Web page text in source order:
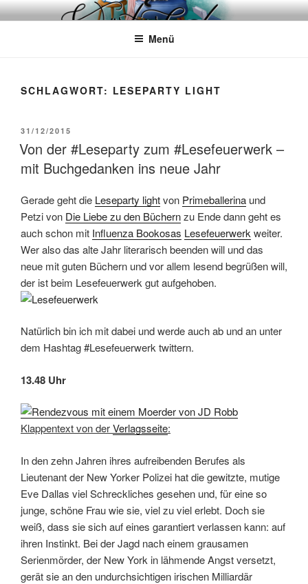
Zum
InhaltWÖRTERKATZE
Von Büchern erzählen
Menü
SCHLAGWORT: LESEPARTY LIGHT
VERÖFFENTLICHT
AM
31/12/2015
Von der #Leseparty zum #Lesefeuerwerk –
mit Buchgedanken ins neue Jahr
Gerade geht die Leseparty lightvon Primeballerina und
Petzi von Die Liebe zu den Büchernzu Ende dann geht es
auch schon mit Influenza Bookosas Lesefeuerwerk weiter.
Wer also das alte Jahr literarisch beenden will und das
neue mit guten Büchern und vor allem lesend begrüßen will,
der ist beim Lesefeuerwerk gut aufgehoben.
Natürlich bin ich mit dabei und werde auch ab und an unter
dem Hashtag #Lesefeuerwerk twittern.
13.48 Uhr
Klappentext von derVerlagsseite:
In den zehn Jahren ihres aufreibenden Berufes als
Lieutenant der New Yorker Polizei hat die gewitzte, mutige
Eve Dallas viel Schreckliches gesehen und, für eine so
junge, schöne Frau wie sie, viel zu viel erlebt. Doch sie
weiß, dass sie sich auf eines garantiert verlassen kann: auf
ihren Instinkt. Bei der Jagd nach einem grausamen
Serienmörder, der New York in lähmende Angst versetzt,
gerät sie an den undurchsichtigen irischen Milliardär